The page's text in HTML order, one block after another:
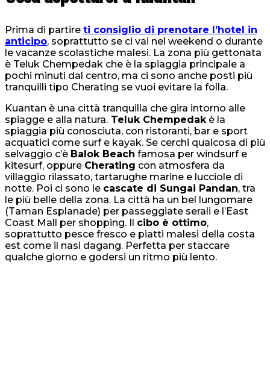
Prima di partire ti consiglio di prenotare l’hotel in
anticipo, soprattutto se ci vai nel weekend o durante
le vacanze scolastiche malesi. La zona più gettonata
è Teluk Chempedak che è la spiaggia principale a
pochi minuti dal centro, ma ci sono anche posti più
tranquilli tipo Cherating se vuoi evitare la folla.
Kuantan è una città tranquilla che gira intorno alle
spiagge e alla natura. Teluk Chempedakè la
spiaggia più conosciuta, con ristoranti, bar e sport
acquatici come surf e kayak. Se cerchi qualcosa di più
selvaggio c’è Balok Beach famosa per windsurf e
kitesurf, oppure Cherating con atmosfera da
villaggio rilassato, tartarughe marine e lucciole di
notte. Poi ci sono le cascate di Sungai Pandan, tra
le più belle della zona. La città ha un bel lungomare
(Taman Esplanade) per passeggiate serali e l’East
Coast Mall per shopping. Il cibo è ottimo,
soprattutto pesce fresco e piatti malesi della costa
est come il nasi dagang. Perfetta per staccare
qualche giorno e godersi un ritmo più lento.